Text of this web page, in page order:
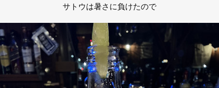
サトウは暑さに負けたので